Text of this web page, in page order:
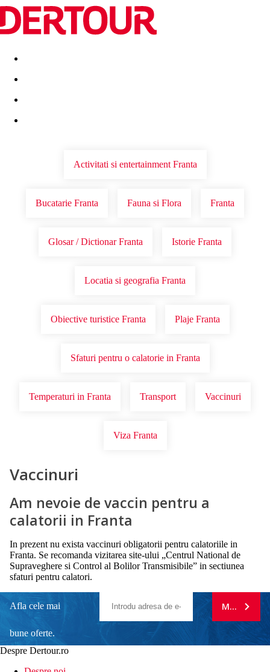
Destinatii Vacanta perfecta OFERTE DE NERATAT
Activitati si entertainment Franta
Bucatarie Franta Fauna si Flora Franta
Glosar / Dictionar Franta Istorie Franta
Locatia si geografia Franta
Obiective turistice Franta Plaje Franta
Sfaturi pentru o calatorie in Franta
Temperaturi in Franta Transport Vaccinuri
Viza Franta
Vaccinuri
Am nevoie de vaccin pentru a
calatorii in Franta
In prezent nu exista vaccinuri obligatorii pentru calatoriile in
Franta. Se recomanda vizitarea site-ului „Centrul National de
Supraveghere si Control al Bolilor Transmisibile” in sectiunea
sfaturi pentru calatori.
Afla cele mai
bune oferte.
MA
Despre Dertour.ro